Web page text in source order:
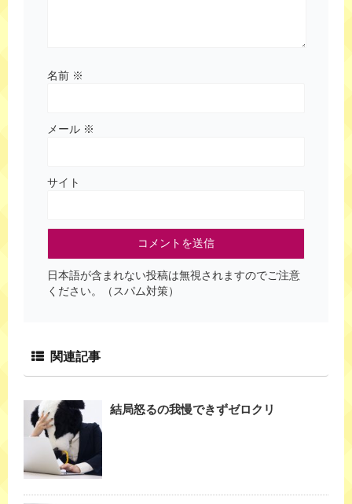
名前 ※
メール ※
サイト
日本語が含まれない投稿は無視されますのでご注意
ください。（スパム対策）
関連記事
結局怒るの我慢できずゼロクリ